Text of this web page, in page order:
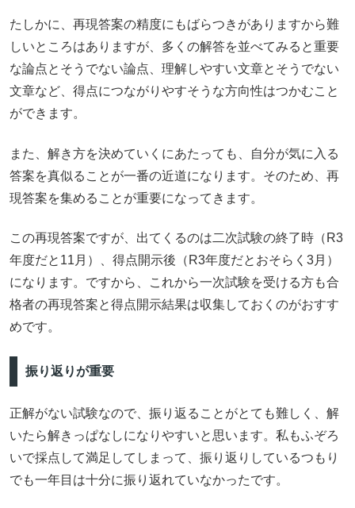
たしかに、再現答案の精度にもばらつきがありますから難
しいところはありますが、多くの解答を並べてみると重要
な論点とそうでない論点、理解しやすい文章とそうでない
文章など、得点につながりやすそうな方向性はつかむこと
ができます。
また、解き方を決めていくにあたっても、自分が気に入る
答案を真似ることが一番の近道になります。そのため、再
現答案を集めることが重要になってきます。
この再現答案ですが、出てくるのは二次試験の終了時（R3
年度だと11月）、得点開示後（R3年度だとおそらく3月）
になります。ですから、これから一次試験を受ける方も合
格者の再現答案と得点開示結果は収集しておくのがおすす
めです。
振り返りが重要
正解がない試験なので、振り返ることがとても難しく、解
いたら解きっぱなしになりやすいと思います。私もふぞろ
いで採点して満足してしまって、振り返りしているつもり
でも一年目は十分に振り返れていなかったです。